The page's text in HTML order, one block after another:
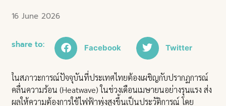
16 June 2026
share to: Facebook Twitter
ในสภาวะการณ์ปัจจุบันที่ประเทศไทยต้องเผชิญกับปรากฏการณ์
คลื่นความร้อน (Heatwave) ในช่วงเดือนเมษายนอย่างรุนแรง ส่ง
ผลให้ความต้องการใช้ไฟฟ้าพุ่งสูงขึ้นเป็นประวัติการณ์ โดย